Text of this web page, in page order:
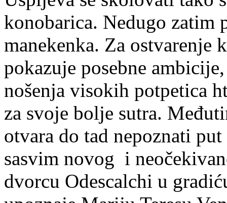
konobarica. Nedugo zatim
manekenka. Za ostvarenje
pokazuje posebne
nošenja visokih potpetica
za svoje bolje sutra.
otvara do tad nepoznati
sasvim novog i
dvorcu Odescalchi u